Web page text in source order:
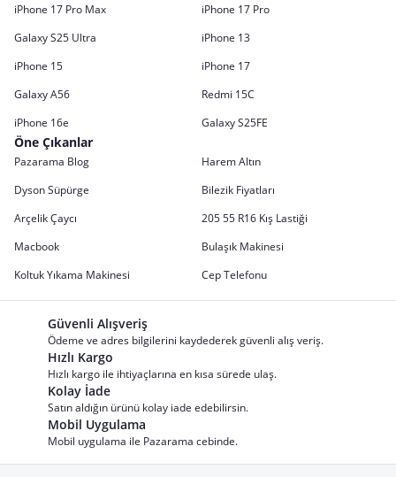
iPhone 17 Pro Max
iPhone 17 Pro
Galaxy S25 Ultra
iPhone 13
iPhone 15
iPhone 17
Galaxy A56
Redmi 15C
iPhone 16e
Galaxy S25FE
Öne Çıkanlar
Pazarama Blog
Harem Altın
Dyson Süpürge
Bilezik Fiyatları
Arçelik Çaycı
205 55 R16 Kış Lastiği
Macbook
Bulaşık Makinesi
Koltuk Yıkama Makinesi
Cep Telefonu
Güvenli Alışveriş
Ödeme ve adres bilgilerini kaydederek güvenli alış veriş.
Hızlı Kargo
Hızlı kargo ile ihtiyaçlarına en kısa sürede ulaş.
Kolay İade
Satın aldığın ürünü kolay iade edebilirsin.
Mobil Uygulama
Mobil uygulama ile Pazarama cebinde.